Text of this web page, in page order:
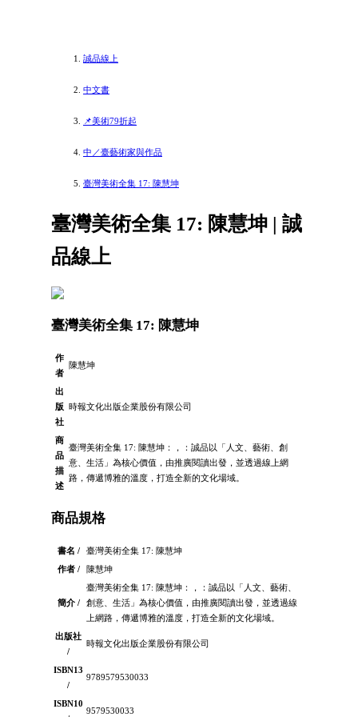
誠品線上
中文書
📌美術79折起
中／臺藝術家與作品
臺灣美術全集 17: 陳慧坤
臺灣美術全集 17: 陳慧坤 | 誠
品線上
臺灣美術全集 17: 陳慧坤
作
者
陳慧坤
出
版
社
時報文化出版企業股份有限公司
商
品
描
述
臺灣美術全集 17: 陳慧坤：，：誠品以「人文、藝術、創
意、生活」為核心價值，由推廣閱讀出發，並透過線上網
路，傳遞博雅的溫度，打造全新的文化場域。
商品規格
書名 /
臺灣美術全集 17: 陳慧坤
作者 /
陳慧坤
簡介 /
臺灣美術全集 17: 陳慧坤：，：誠品以「人文、藝術、
創意、生活」為核心價值，由推廣閱讀出發，並透過線
上網路，傳遞博雅的溫度，打造全新的文化場域。
出版社
/
時報文化出版企業股份有限公司
ISBN13
/
9789579530033
ISBN10
9579530033